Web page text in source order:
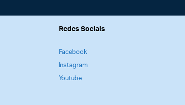
Redes Sociais
Facebook
Instagram
Youtube